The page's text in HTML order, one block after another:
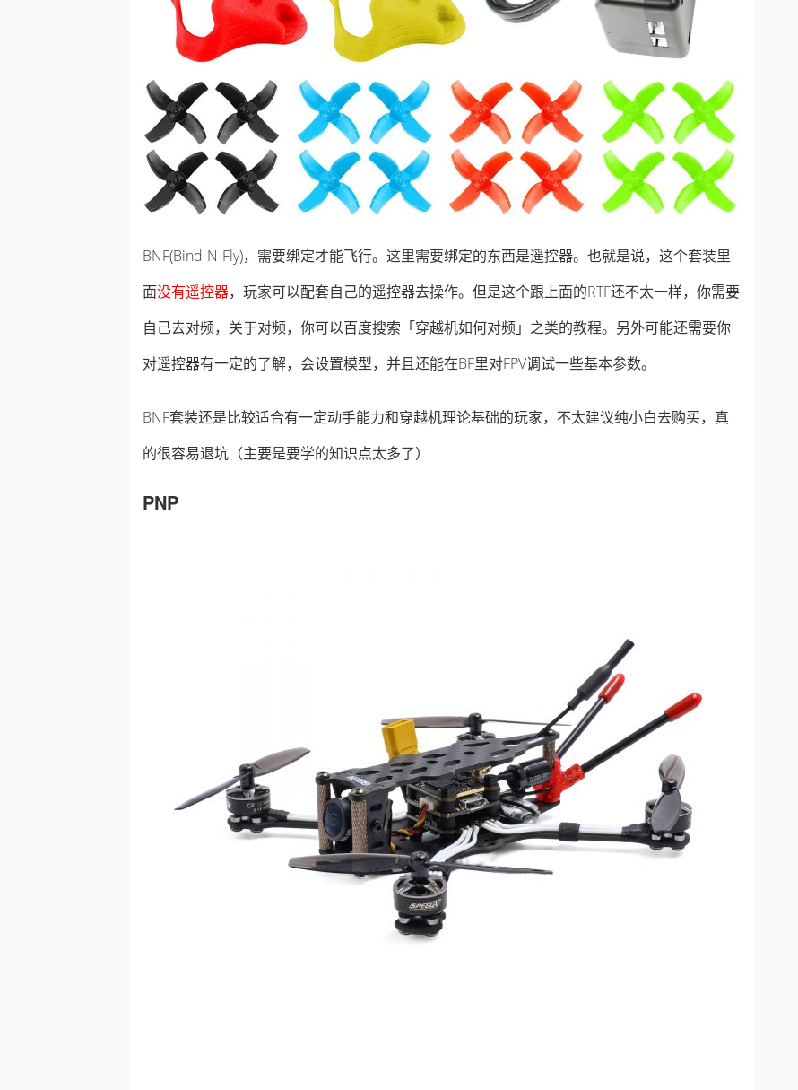
BNF(Bind-N-Fly)，需要绑定才能飞行。这里需要绑定的东西是遥控器。也就是说，这个套装里
面没有遥控器，玩家可以配套自己的遥控器去操作。但是这个跟上面的RTF还不太一样，你需要
自己去对频，关于对频，你可以百度搜索「穿越机如何对频」之类的教程。另外可能还需要你
对遥控器有一定的了解，会设置模型，并且还能在BF里对FPV调试一些基本参数。
BNF套装还是比较适合有一定动手能力和穿越机理论基础的玩家，不太建议纯小白去购买，真
的很容易退坑（主要是要学的知识点太多了）
PNP